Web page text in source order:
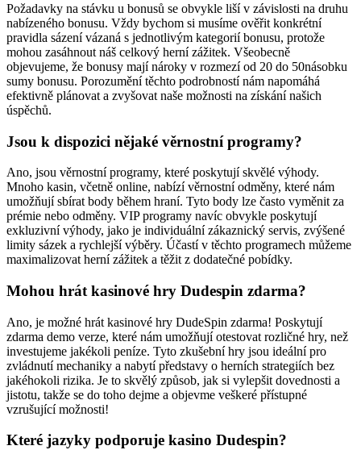
Požadavky na stávku u bonusů se obvykle liší v závislosti na druhu
nabízeného bonusu. Vždy bychom si musíme ověřit konkrétní
pravidla sázení vázaná s jednotlivým kategorií bonusu, protože
mohou zasáhnout náš celkový herní zážitek. Všeobecně
objevujeme, že bonusy mají nároky v rozmezí od 20 do 50násobku
sumy bonusu. Porozumění těchto podrobností nám napomáhá
efektivně plánovat a zvyšovat naše možnosti na získání našich
úspěchů.
Jsou k dispozici nějaké věrnostní programy?
Ano, jsou věrnostní programy, které poskytují skvělé výhody.
Mnoho kasin, včetně online, nabízí věrnostní odměny, které nám
umožňují sbírat body během hraní. Tyto body lze často vyměnit za
prémie nebo odměny. VIP programy navíc obvykle poskytují
exkluzivní výhody, jako je individuální zákaznický servis, zvýšené
limity sázek a rychlejší výběry. Účastí v těchto programech můžeme
maximalizovat herní zážitek a těžit z dodatečné pobídky.
Mohou hrát kasinové hry Dudespin zdarma?
Ano, je možné hrát kasinové hry DudeSpin zdarma! Poskytují
zdarma demo verze, které nám umožňují otestovat rozličné hry, než
investujeme jakékoli peníze. Tyto zkušební hry jsou ideální pro
zvládnutí mechaniky a nabytí představy o herních strategiích bez
jakéhokoli rizika. Je to skvělý způsob, jak si vylepšit dovednosti a
jistotu, takže se do toho dejme a objevme veškeré přístupné
vzrušující možnosti!
Které jazyky podporuje kasino Dudespin?